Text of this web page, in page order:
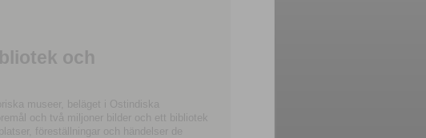
och
museer, beläget i Ostindiska
och två miljoner bilder och ett bibliotek
föreställningar och händelser de